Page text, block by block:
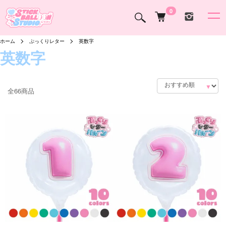
0
ホーム ぷっくりレター 英数字
英数字
全66商品